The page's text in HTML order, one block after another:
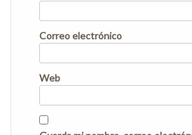
Correo electrónico
Web